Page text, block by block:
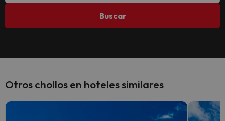
Buscar
Otros chollos en hoteles similares